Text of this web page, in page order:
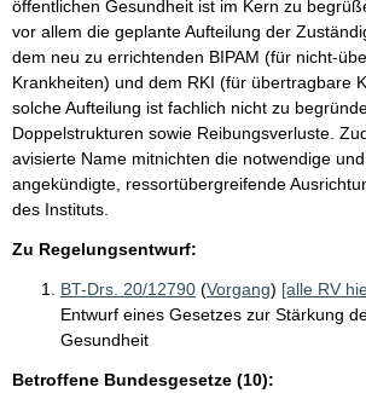
öffentlichen Gesundheit ist im Kern zu
vor allem die geplante Aufteilung der
dem neu zu errichtenden BIPAM (für nicht-
Krankheiten) und dem RKI (für übertragbare
solche Aufteilung ist fachlich nicht zu
Doppelstrukturen sowie Reibungsverluste.
avisierte Name mitnichten die notwendige
angekündigte, ressortübergreifende
des Instituts.
Zu Regelungsentwurf:
BT-Drs. 20/12790 (Vorgang) [alle RV
Entwurf eines Gesetzes zur Stärkung
Gesundheit
Betroffene Bundesgesetze (10):